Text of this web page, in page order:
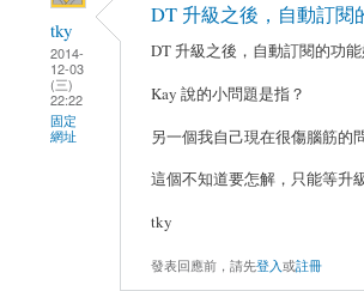
tky
2014-
12-03
(三)
22:22
固定
網址
DT 升級之後，自動訂閱
DT 升級之後，自動訂閱的功
Kay 說的小問題是指？
另一個我自己現在很傷腦筋的
這個不知道要怎解，只能等升
tky
發表回應前，請先登入或註冊